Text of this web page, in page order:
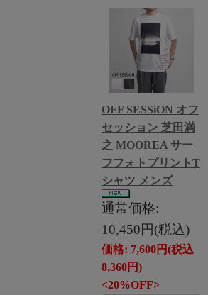
OFF SESSiON オフ
セッション 芝田満
之 MOOREA サー
フフォトプリントT
シャツ メンズ
通常価格:
10,450円(税込)
価格: 7,600円(税込
8,360円)
<20%OFF>